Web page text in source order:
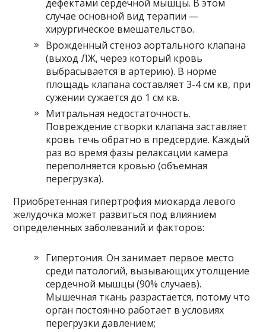
дефектами сердечной мышцы. В этом
случае основной вид терапии —
хирургическое вмешательство.
Врожденный стеноз аортального клапана
(выход ЛЖ, через который кровь
выбрасывается в артерию). В норме
площадь клапана составляет 3-4 см кв, при
сужении сужается до 1 см кв.
Митральная недостаточность.
Повреждение створки клапана заставляет
кровь течь обратно в предсердие. Каждый
раз во время фазы релаксации камера
переполняется кровью (объемная
перегрузка).
Приобретенная гипертрофия миокарда левого
желудочка может развиться под влиянием
определенных заболеваний и факторов:
Гипертония. Он занимает первое место
среди патологий, вызывающих утолщение
сердечной мышцы (90% случаев).
Мышечная ткань разрастается, потому что
орган постоянно работает в условиях
перегрузки давлением;